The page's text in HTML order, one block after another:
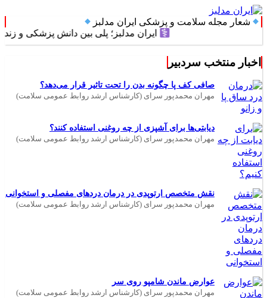
شعار مجله سلامت و پزشکی ایران مدلبز
ایران مدلبز؛ پلی بین دانش پزشکی و زندگی
اخبار منتخب سردبیر
صافی کف پا چگونه بدن را تحت تاثیر قرار می‌دهد؟
مهران محمدپور سرای (کارشناس ارشد روابط عمومی سلامت)
دیابتی‌ها برای آشپزی از چه روغنی استفاده کنند؟
مهران محمدپور سرای (کارشناس ارشد روابط عمومی سلامت)
نقش متخصص ارتوپدی در درمان دردهای مفصلی و استخوانی
مهران محمدپور سرای (کارشناس ارشد روابط عمومی سلامت)
عوارض ماندن شامپو روی سر
مهران محمدپور سرای (کارشناس ارشد روابط عمومی سلامت)